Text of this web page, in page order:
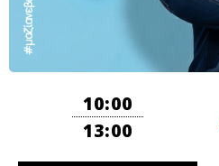
10:00
13:00